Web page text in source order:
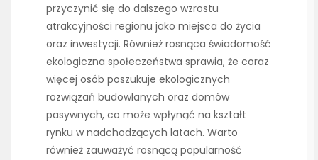
przyczynić się do dalszego wzrostu
atrakcyjności regionu jako miejsca do życia
oraz inwestycji. Również rosnąca świadomość
ekologiczna społeczeństwa sprawia, że coraz
więcej osób poszukuje ekologicznych
rozwiązań budowlanych oraz domów
pasywnych, co może wpłynąć na kształt
rynku w nadchodzących latach. Warto
również zauważyć rosnącą popularność